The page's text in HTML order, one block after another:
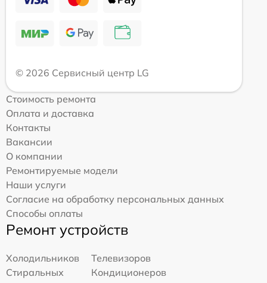
© 2026 Сервисный центр LG
Стоимость ремонта
Оплата и доставка
Контакты
Вакансии
О компании
Ремонтируемые модели
Наши услуги
Согласие на обработку персональных данных
Способы оплаты
Ремонт устройств
Холодильников
Телевизоров
Стиральных
Кондиционеров